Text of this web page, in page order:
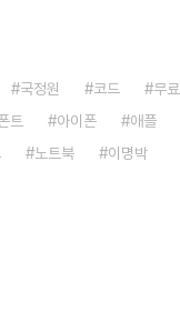
국정원 코드
무료
트 아이폰
애플
노트북
이명박